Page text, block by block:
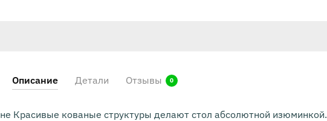
Описание Детали Отзывы 0
Красивые кованые структуры делают стол абсолютной изюминкой.